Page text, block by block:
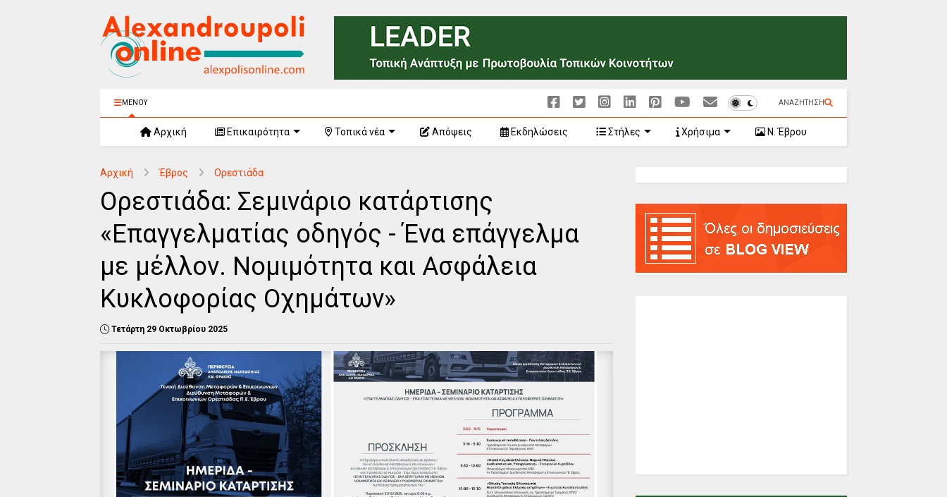
ΜΕΝΟΥ ΑΝΑΖΗΤΗΣΗ
Αρχική Επικαιρότητα Τοπικά νέα Απόψεις Εκδηλώσεις Στήλες Χρήσιμα Ν. Έβρου
Αρχική Έβρος Ορεστιάδα
Ορεστιάδα: Σεμινάριο κατάρτισης
«Επαγγελματίας οδηγός - Ένα επάγγελμα
με μέλλον. Νομιμότητα και Ασφάλεια
Κυκλοφορίας Οχημάτων»
Τετάρτη 29 Οκτωβρίου 2025